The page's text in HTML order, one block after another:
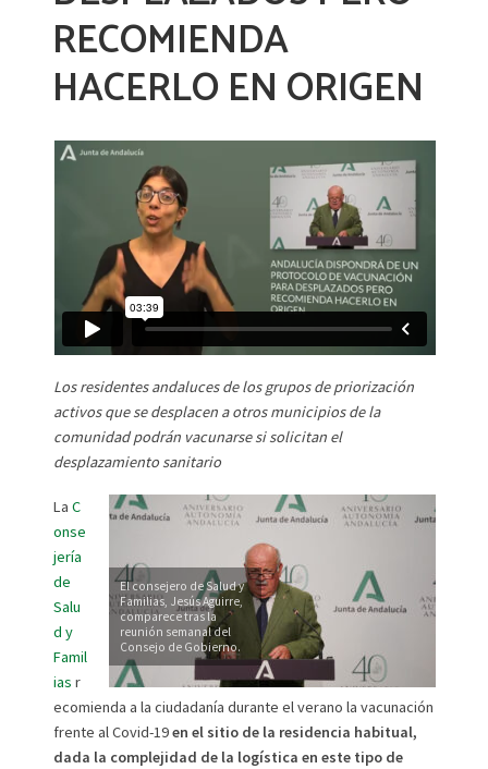
RECOMIENDA
HACERLO EN ORIGEN
Los residentes andaluces de los grupos de priorización
activos que se desplacen a otros municipios de la
comunidad podrán vacunarse si solicitan el
desplazamiento sanitario
El consejero de Salud y
Familias, Jesús Aguirre,
comparece tras la
reunión semanal del
Consejo de Gobierno.
La C
onse
jería
de
Salu
d y
Famil
ias r
ecomienda a la ciudadanía durante el verano la vacunación
frente al Covid-19en el sitio de la residencia habitual,
dada la complejidad de la logística en este tipo de